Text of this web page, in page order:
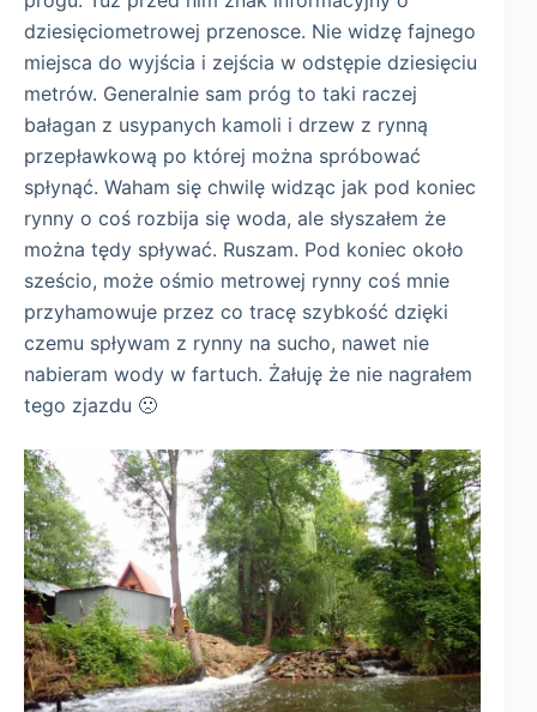
dziesięciometrowej przenosce. Nie widzę fajnego
miejsca do wyjścia i zejścia w odstępie dziesięciu
metrów. Generalnie sam próg to taki raczej
bałagan z usypanych kamoli i drzew z rynną
przepławkową po której można spróbować
spłynąć. Waham się chwilę widząc jak pod koniec
rynny o coś rozbija się woda, ale słyszałem że
można tędy spływać. Ruszam. Pod koniec około
sześcio, może ośmio metrowej rynny coś mnie
przyhamowuje przez co tracę szybkość dzięki
czemu spływam z rynny na sucho, nawet nie
nabieram wody w fartuch. Żałuję że nie nagrałem
tego zjazdu 🙁